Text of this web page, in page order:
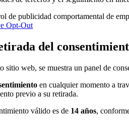
de publicidad comportamental de
Opt-Out
del
sitio web, se muestra un panel de
en cualquier momento a
previo a su retirada.
válido es de 14 años,